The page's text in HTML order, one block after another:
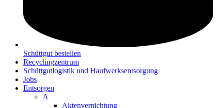
Schüttgut bestellen
Recyclingzentrum
Schüttgutlogistik und Haufwerksentsorgung
Jobs
Entsorgen
A
Aktenvernichtung